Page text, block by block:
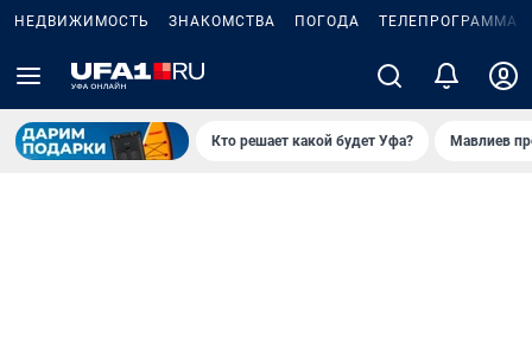
НЕДВИЖИМОСТЬ ЗНАКОМСТВА ПОГОДА ТЕЛЕПРОГРАММА
Кто решает какой будет Уфа? Мавлиев